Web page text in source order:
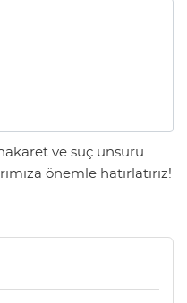
ve suç unsuru
önemle hatırlatırız!